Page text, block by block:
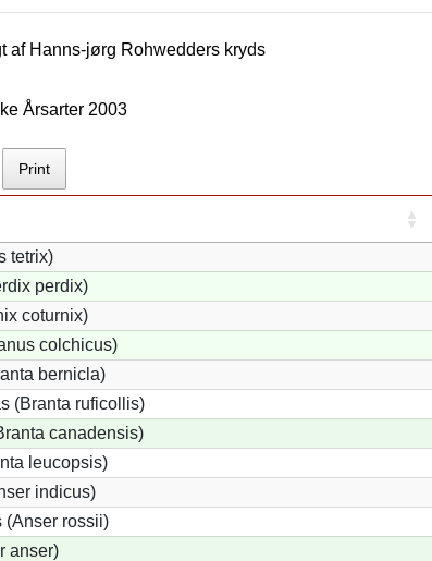
af Hanns-jørg Rohwedders kryds
Årsarter 2003
Print
tetrix)
perdix)
coturnix)
colchicus)
bernicla)
(Branta ruficollis)
canadensis)
leucopsis)
indicus)
rossii)
anser)